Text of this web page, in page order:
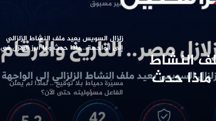
النشاط
ماذا حدث
مصر؟
غير مسبوق
زلزال السويس يعيد ملف النشاط الزلزالي
إلى الواجهة.. ماذا حدث وما أبرز الزلازل في
تاريخ مصر؟
مسيّرة دمياط بلا توقيع .. لماذا لم يعلن
الفاعل مسؤوليته حتى الآن؟